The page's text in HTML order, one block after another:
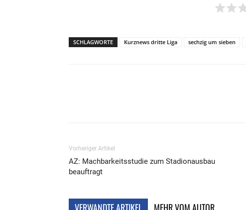
SCHLAGWORTE Kurznews dritte Liga sechzig um sieben
Vorheriger Artikel
AZ: Machbarkeitsstudie zum Stadionausbau
beauftragt